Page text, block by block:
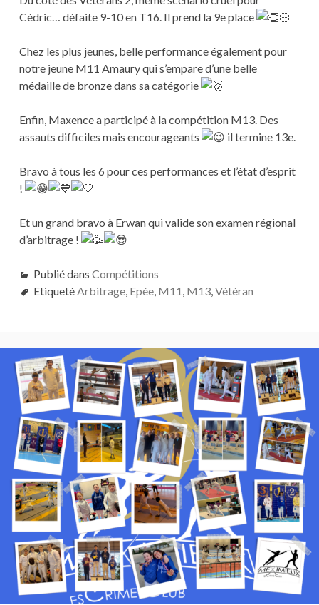
Cédric… défaite 9-10 en T16. Il prend la 9e place
Chez les plus jeunes, belle performance également pour
notre jeune M11 Amaury qui s’empare d’une belle
médaille de bronze dans sa catégorie
Enfin, Maxence a participé à la compétition M13. Des
assauts difficiles mais encourageants
il termine 13e.
Bravo à tous les 6 pour ces performances et l’état d’esprit
!
Et un grand bravo à Erwan qui valide son examen régional
d’arbitrage !
Publié dans Compétitions
EtiquetéArbitrage, Epée, M11, M13,Vétéran